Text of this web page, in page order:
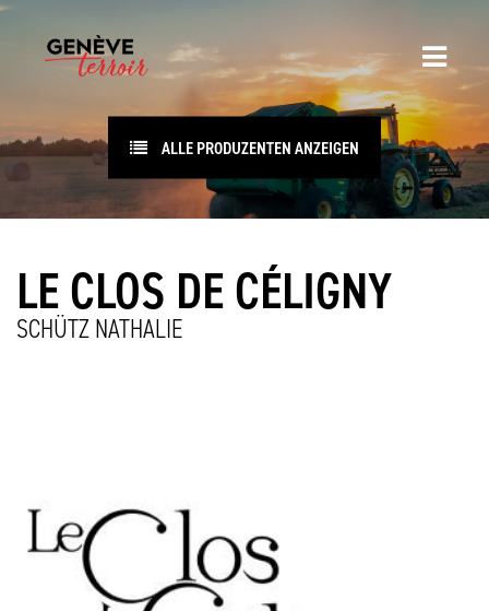
ALLE PRODUZENTEN ANZEIGEN
LE CLOS DE CÉLIGNY
SCHÜTZ NATHALIE